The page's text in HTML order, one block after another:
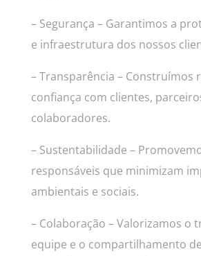
– Segurança – Garantimos a
e infraestrutura dos nossos
– Transparência – Construímos
confiança com clientes,
colaboradores.
– Sustentabilidade –
responsáveis que minimizam
ambientais e sociais.
– Colaboração – Valorizamos o
equipe e o compartilhamento de